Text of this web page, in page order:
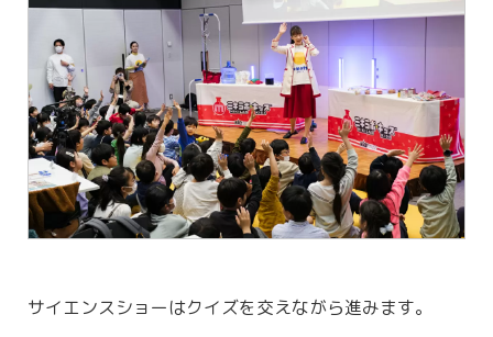
サイエンスショーはクイズを交えながら進みます。